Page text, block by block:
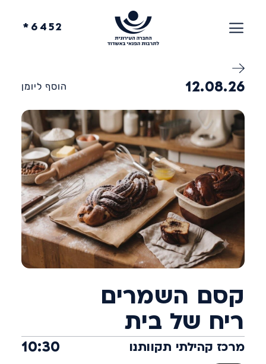
6452*
קסם השמרים
ריח של בית
הוסף ליומן
מרכז קהילתי תקוותנו
12.08.26
10:30